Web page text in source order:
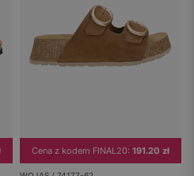
Cena z kodem FINAL20: 191.20 zł